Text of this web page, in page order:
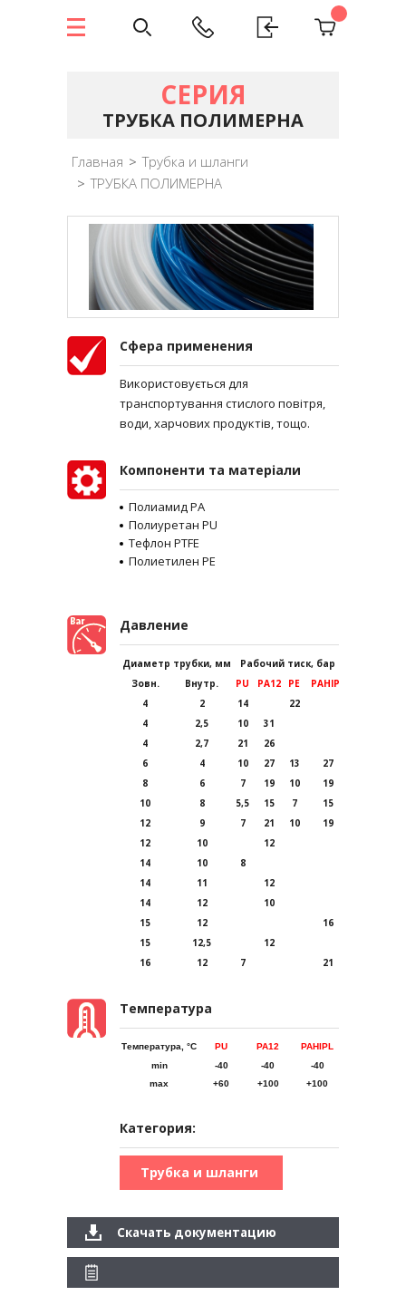
СЕРИЯ
ТРУБКА ПОЛИМЕРНА
Главная > Трубка и шланги
> ТРУБКА ПОЛИМЕРНА
Сфера применения
Використовується для
транспортування стислого повітря,
води, харчових продуктів, тощо.
Компоненти та матеріали
Полиамид PA
Полиуретан PU
Тефлон PTFE
Полиетилен PE
Давление
Диаметр трубки, мм
Рабочий тиск, бар при 20*С
Зовн.
Внутр. PU PA12 PE PAHIPL
4
2 14 22
4
2,5 10
31
4
2,7 21 26
6
4 10 27 13 27
8
6 7 19 10 19
10
8 5,5 15 7 15
12
9 7 21 10
19
12
10 12
14
10
8
14
11
12
14
12
10
15
12
16
15
12,5
12
16
12 7 21
Температура
Температура, °C PU PA12 PAHIPL
min
-40 -40 -40
max
+60 +100 +100
Категория:
Трубка и шланги
Скачать документацию